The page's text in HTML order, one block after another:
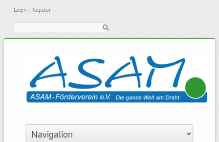
Login | Register